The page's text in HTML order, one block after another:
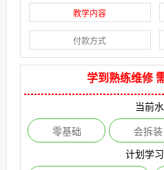
教学内容
付款方式
学到熟练维修
当前
零基础
会拆装
计划学